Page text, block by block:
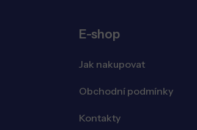
E-shop
Jak nakupovat
Obchodní podmínky
Kontakty